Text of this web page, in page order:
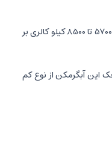
مدل AZ40N با ظرفیت 120 لیتر جزو آبگرمکن های میان رده آزمایش می باشد.وزن این ابگرمکن 62 کیلو گرم و ارتفاع آن 155 سانتی متر است که دارای پوشش رنگ پودری الکترواستاتیک و با قدرت حرارتی 5700 تا 8500 کیلو کالری بر
این آبگرمکن از نوع کم